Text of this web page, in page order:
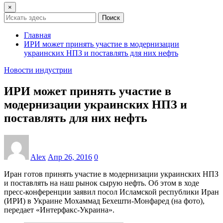
×
Поиск
Главная
ИРИ может принять участие в модернизации
украинских НПЗ и поставлять для них нефть
Новости индустрии
ИРИ может принять участие в
модернизации украинских НПЗ и
поставлять для них нефть
Alex Апр 26, 2016 0
Иран готов принять участие в модернизации украинских НПЗ
и поставлять на наш рынок сырую нефть. Об этом в ходе
пресс-конференции заявил посол Исламской республики Иран
(ИРИ) в Украине Мохаммад Бехешти-Монфаред (на фото),
передает «Интерфакс-Украина».